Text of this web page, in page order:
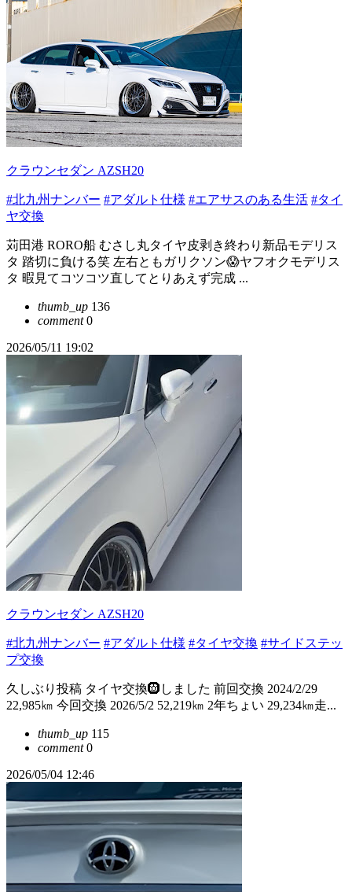
クラウンセダン AZSH20
#北九州ナンバー #アダルト仕様 #エアサスのある生活 #タイ
ヤ交換
苅田港 RORO船 むさし丸タイヤ皮剥き終わり新品モデリス
タ 踏切に負ける笑 左右ともガリクソン😱ヤフオクモデリス
タ 暇見てコツコツ直してとりあえず完成 ...
thumb_up 136
comment0
2026/05/11 19:02
クラウンセダン AZSH20
#北九州ナンバー #アダルト仕様 #タイヤ交換 #サイドステッ
プ交換
久しぶり投稿 タイヤ交換🛞しました 前回交換 2024/2/29
22,985㎞ 今回交換 2026/5/2 52,219㎞ 2年ちょい 29,234㎞走...
thumb_up 115
comment0
2026/05/04 12:46